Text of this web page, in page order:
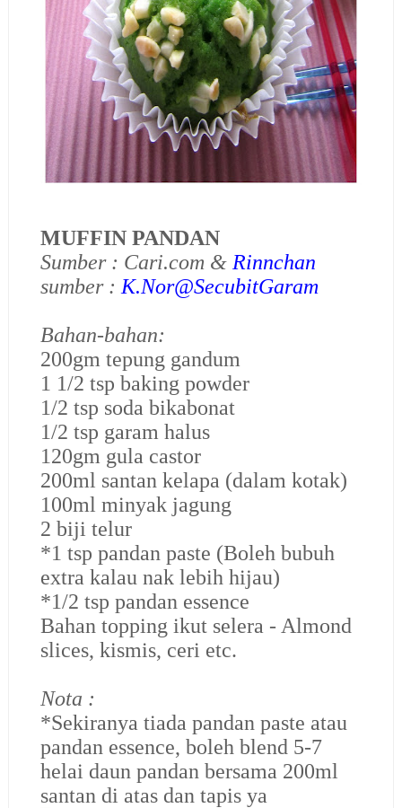
MUFFIN PANDAN
Sumber : Cari.com & Rinnchan
sumber : K.Nor@SecubitGaram
Bahan-bahan:
200gm tepung gandum
1 1/2 tsp baking powder
1/2 tsp soda bikabonat
1/2 tsp garam halus
120gm gula castor
200ml santan kelapa (dalam kotak)
100ml minyak jagung
2 biji telur
*1 tsp pandan paste (Boleh bubuh
extra kalau nak lebih hijau)
*1/2 tsp pandan essence
Bahan topping ikut selera - Almond
slices, kismis, ceri etc.
Nota :
*Sekiranya tiada pandan paste atau
pandan essence, boleh blend 5-7
helai daun pandan bersama 200ml
santan di atas dan tapis ya